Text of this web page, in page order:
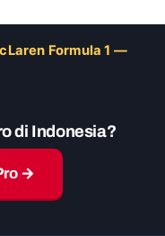
Formula 1 —
di Indonesia?
→